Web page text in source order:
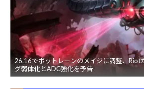
26.16でボットレーンのメイジに調整、Riot
グ弱体化とADC強化を予告